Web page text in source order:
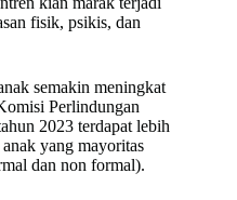
fisik, psikis, dan
semakin meningkat
Perlindungan
2023 terdapat lebih
yang mayoritas
dan non formal).